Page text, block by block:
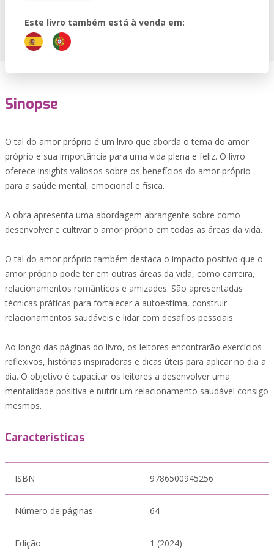
Este livro também está à venda em:
Sinopse
O tal do amor próprio é um livro que aborda o tema do amor
próprio e sua importância para uma vida plena e feliz. O livro
oferece insights valiosos sobre os benefícios do amor próprio
para a saúde mental, emocional e física.
A obra apresenta uma abordagem abrangente sobre como
desenvolver e cultivar o amor próprio em todas as áreas da vida.
O tal do amor próprio também destaca o impacto positivo que o
amor próprio pode ter em outras áreas da vida, como carreira,
relacionamentos românticos e amizades. São apresentadas
técnicas práticas para fortalecer a autoestima, construir
relacionamentos saudáveis e lidar com desafios pessoais.
Ao longo das páginas do livro, os leitores encontrarão exercícios
reflexivos, histórias inspiradoras e dicas úteis para aplicar no dia a
dia. O objetivo é capacitar os leitores a desenvolver uma
mentalidade positiva e nutrir um relacionamento saudável consigo
mesmos.
Características
ISBN 9786500945256
Número de páginas 64
Edição 1 (2024)